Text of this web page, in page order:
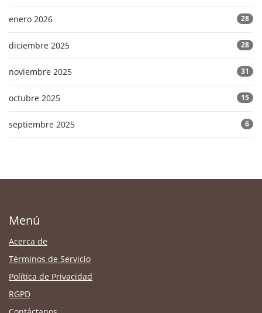
enero 2026 28
diciembre 2025 28
noviembre 2025 31
octubre 2025 15
septiembre 2025 6
Menú
Acerca de
Términos de Servicio
Política de Privacidad
RGPD